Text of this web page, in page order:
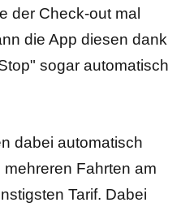
der Check-out mal
die App diesen dank
sogar automatisch
dabei automatisch
Fahrten am
Tarif. Dabei